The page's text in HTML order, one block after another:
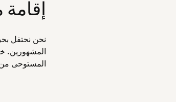
نحن نحتفل
المستوحى من